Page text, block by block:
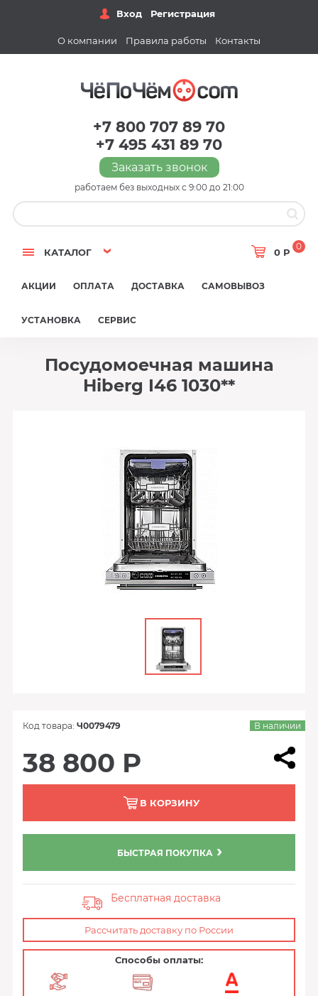
Вход Регистрация
О компании Правила работы Контакты
+7 800 707 89 70
+7 495 431 89 70
Заказать звонок
работаем без выходных с 9:00 до 21:00
КАТАЛОГ 0 Р
0
АКЦИИ ОПЛАТА ДОСТАВКА САМОВЫВОЗ
УСТАНОВКА СЕРВИС
Посудомоечная машина
Hiberg I46 1030**
Код товара: Ч0079479 В наличии
38 800 Р
В КОРЗИНУ
БЫСТРАЯ ПОКУПКА
Бесплатная доставка
Рассчитать доставку по России
Способы оплаты: